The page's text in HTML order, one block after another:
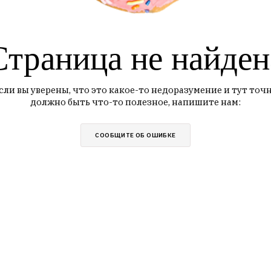
не
вы уверены, что это какое-то недоразумение и тут
должно быть что-то полезное, напишите нам:
СООБЩИТЕ ОБ ОШИБКЕ